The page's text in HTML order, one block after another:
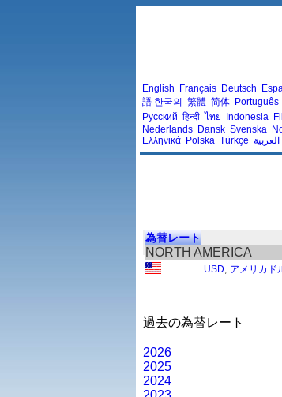
English Français Deutsch
語 한국의 繁體 简体 Português
Русский हिन्दी ไทย Indonesia
Nederlands Dansk Svenska
Ελληνικά Polska Türkçe العربية
為替レート
NORTH AMERICA
USD アメリカド
過去の為替レート
2026
2025
2024